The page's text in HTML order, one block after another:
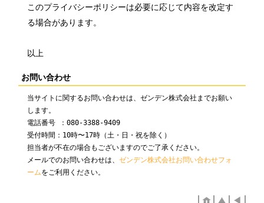
このプライバシーポリシーは必要に応じて内容を改定す
る場合があります。
以上
お問い合わせ
当サイトに関するお問い合わせは、ゼンデン株式会社までお願い
します。
電話番号 ：080-3388-9409
受付時間：10時〜17時（土・日・祝を除く）
担当者が不在の場合もございますのでご了承ください。
メールでのお問い合わせは、ゼンデン株式会社お問い合わせフォ
ームをご利用ください。